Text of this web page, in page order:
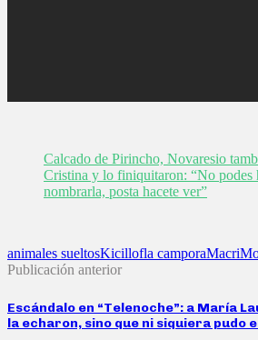
Calcado de Pirincho, Novaresio
Cristina y lo finiquitaron: “No podes
nombrarla, posta hacete ver”
animales sueltosKicillofla camporaMacri
Publicación anterior
Escándalo en “Telenoche”: a María
la echaron, sino que ni siquiera pudo